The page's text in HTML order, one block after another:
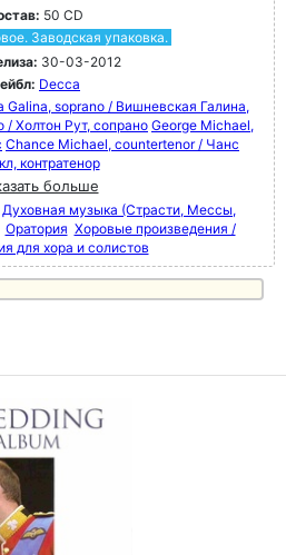
50 CD
Заводская упаковка.
30-03-2012
Decca
Galina, soprano / Вишневская Галина,
/ Холтон Рут, сопраноGeorge Michael,
Chance Michael, countertenor / Чанс
контратенор
больше
Духовная музыка (Страсти, Мессы,
Оратория Хоровые произведения /
для хора и солистов